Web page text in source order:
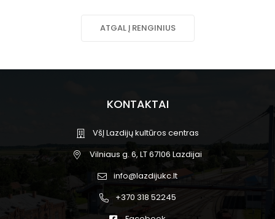
ATGAL Į RENGINIUS
KONTAKTAI
VšĮ Lazdijų kultūros centras
Vilniaus g. 6, LT 67106 Lazdijai
info@lazdijukc.lt
+370 318 52245